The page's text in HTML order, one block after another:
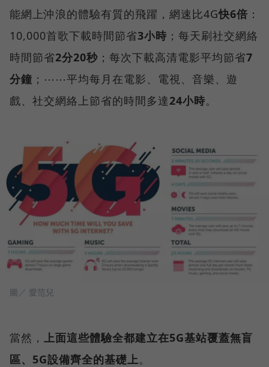
能網上沖浪的體驗有質的飛躍，網速比4G快6倍 ：
10,000首歌下載時間節省3小時 ；每天刷社交網絡
時間節省2分20秒 ；每次下載高清電影平均節省7
分鐘 ；⋯⋯平均每月在電影、電視、音樂、遊
戲、社交網絡上節省的時間多達24小時。
圖／ 愛范兒
當然，
上面這些體驗全都建立在5G基站覆蓋無盲
區、5G設備齊全的基礎上。